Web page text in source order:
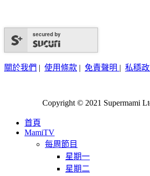
secured by
關於我們 | 使用條款 | 免責聲明 | 私穩
Copyright © 2021 Supermami
首頁
MamiTV
每周節目
星期一
星期二